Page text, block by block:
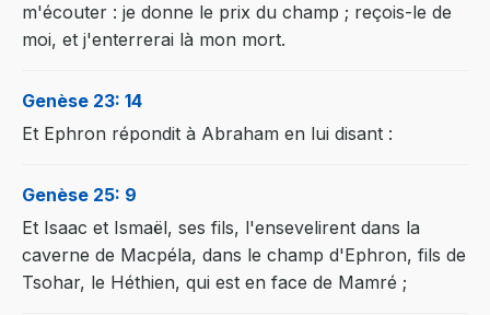
m'écouter : je donne le prix du champ ; reçois-le de
moi, et j'enterrerai là mon mort.
Genèse 23: 14
Et Ephron répondit à Abraham en lui disant :
Genèse 25: 9
Et Isaac et Ismaël, ses fils, l'ensevelirent dans la
caverne de Macpéla, dans le champ d'Ephron, fils de
Tsohar, le Héthien, qui est en face de Mamré ;